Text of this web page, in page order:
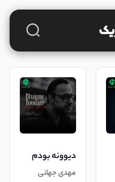
دیوونه بودم
مهدی جهانی